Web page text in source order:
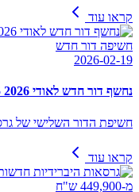
קראו עוד
חשיפה דור חדש
2026-02-19
נחשף דור חדש לאודי RS5 2026
חשיפת הדור השלישי של
קראו עוד